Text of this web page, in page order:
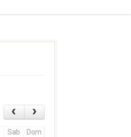
Sab
Dom